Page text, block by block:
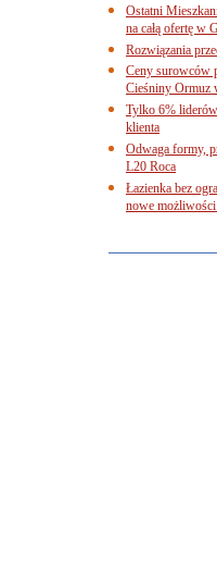
Ostatni
na całą ofertę w
Rozwiązania
Ceny surowców
Cieśniny Ormuz
Tylko 6% liderów
klienta
Odwaga formy,
L20 Roca
Łazienka bez
nowe możliwości